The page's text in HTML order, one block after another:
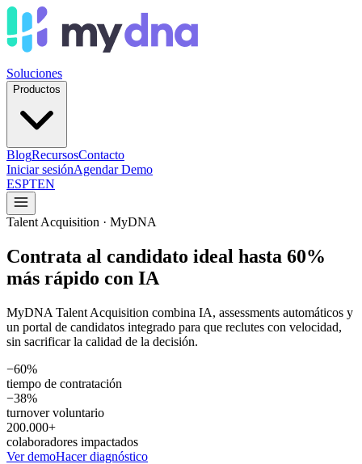
Soluciones
Productos
BlogRecursosContacto
Iniciar sesiónAgendar Demo
ESPTEN
Talent Acquisition · MyDNA
Contrata al candidato ideal hasta 60%
más rápido con IA
MyDNA Talent Acquisition combina IA, assessments automáticos y
un portal de candidatos integrado para que reclutes con velocidad,
sin sacrificar la calidad de la decisión.
−60%
tiempo de contratación
−38%
turnover voluntario
200.000+
colaboradores impactados
Ver demoHacer diagnóstico